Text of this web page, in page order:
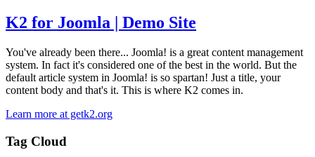
K2 for Joomla | Demo Site
You've already been there... Joomla! is a great content management
system. In fact it's considered one of the best in the world. But the
default article system in Joomla! is so spartan! Just a title, your
content body and that's it. This is where K2 comes in.
Learn more at getk2.org
Tag Cloud